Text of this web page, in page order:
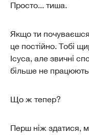
Просто... тиша.
Якщо ти
це постійно. Тобі
Ісуса, але звичні
більше не
Що ж тепер?
Перш ніж здатися,